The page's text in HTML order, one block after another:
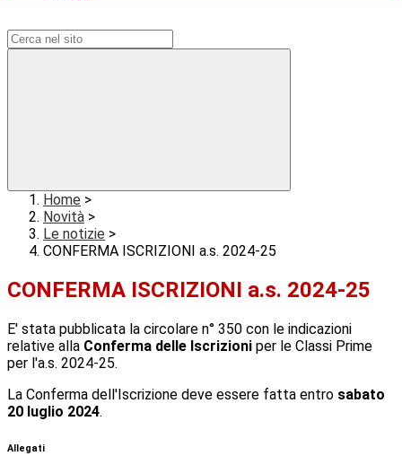
Home >
Novità >
Le notizie >
CONFERMA ISCRIZIONI a.s. 2024-25
CONFERMA ISCRIZIONI a.s. 2024-25
E' stata pubblicata la circolare n° 350 con le indicazioni
relative alla Conferma delle Iscrizioni per le Classi Prime
per l'a.s. 2024-25.
La Conferma dell'Iscrizione deve essere fatta entro sabato
20 luglio 2024.
Allegati